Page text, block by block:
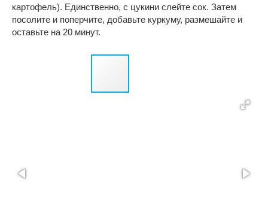
картофель). Единственно, с цукини слейте сок. Затем
посолите и поперчите, добавьте куркуму, размешайте и
оставьте на 20 минут.